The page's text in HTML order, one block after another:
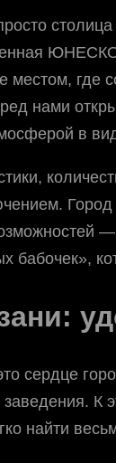
ЮНЕСКО
местом, где
нами
в
бабочек»,
сердце
К
найти